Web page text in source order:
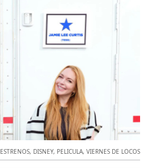
ESTRENOS, DISNEY, PELICULA, VIERNES DE LOCOS